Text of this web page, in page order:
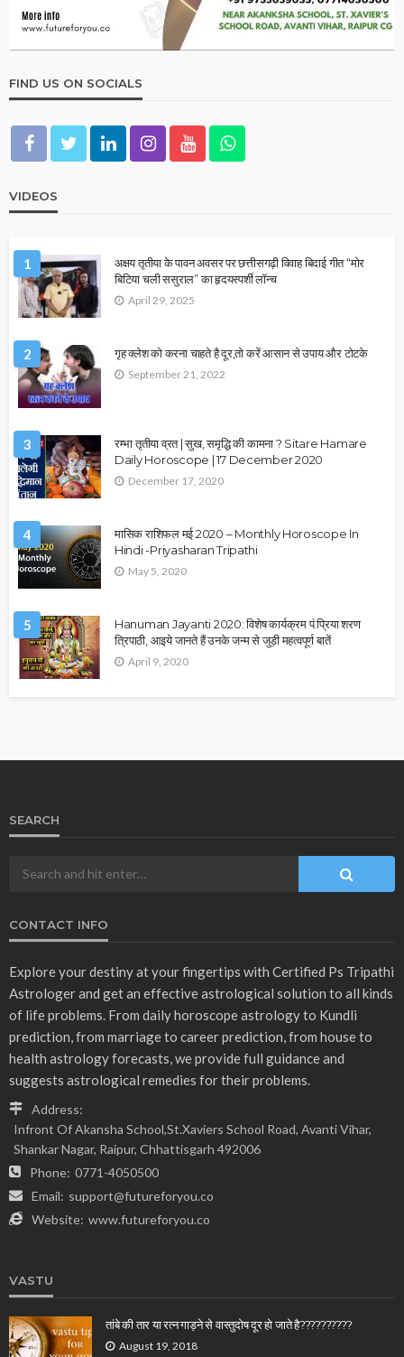
FIND US ON SOCIALS
VIDEOS
1
अक्षय तृतीया के पावन अवसर पर छत्तीसगढ़ी विवाह बिदाई गीत “मोर
बिटिया चली ससुराल” का हृदयस्पर्शी लॉन्च
April 29, 2025
2 गृह क्लेश को करना चाहते है दूर,तो करें आसान से उपाय और टोटके
September 21, 2022
3
रम्भा तृतीया व्रत | सुख, समृद्धि की कामना ? Sitare Hamare
Daily Horoscope | 17 December 2020
December 17, 2020
4
मासिक राशिफल मई 2020 – Monthly Horoscope In
Hindi -Priyasharan Tripathi
May 5, 2020
5
Hanuman Jayanti 2020: विशेष कार्यक्रम पं.प्रिया शरण
त्रिपाठी, आइये जानते हैं उनके जन्म से जुड़ी महत्वपूर्ण बातें
April 9, 2020
SEARCH
CONTACT INFO
Explore your destiny at your fingertips with Certified Ps Tripathi
Astrologer and get an effective astrological solution to all kinds
of life problems. From daily horoscope astrology to Kundli
prediction, from marriage to career prediction, from house to
health astrology forecasts, we provide full guidance and
suggests astrological remedies for their problems.
Address:
Infront Of Akansha School,St.Xaviers School Road, Avanti Vihar,
Shankar Nagar, Raipur, Chhattisgarh 492006
Phone: 0771-4050500
Email: support@futureforyou.co
Website: www.futureforyou.co
VASTU
तांबे की तार या रत्न गाड़ने से वास्तुदोष दूर हो जाते है??????????
August 19, 2018